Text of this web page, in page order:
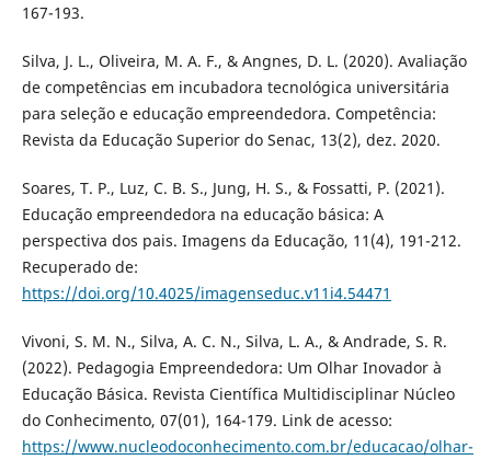
167-193.
Silva, J. L., Oliveira, M. A. F., & Angnes, D. L. (2020). Avaliação
de competências em incubadora tecnológica universitária
para seleção e educação empreendedora. Competência:
Revista da Educação Superior do Senac, 13(2), dez. 2020.
Soares, T. P., Luz, C. B. S., Jung, H. S., & Fossatti, P. (2021).
Educação empreendedora na educação básica: A
perspectiva dos pais. Imagens da Educação, 11(4), 191-212.
Recuperado de:
https://doi.org/10.4025/imagenseduc.v11i4.54471
Vivoni, S. M. N., Silva, A. C. N., Silva, L. A., & Andrade, S. R.
(2022). Pedagogia Empreendedora: Um Olhar Inovador à
Educação Básica. Revista Científica Multidisciplinar Núcleo
do Conhecimento, 07(01), 164-179. Link de acesso:
https://www.nucleodoconhecimento.com.br/educacao/olhar-